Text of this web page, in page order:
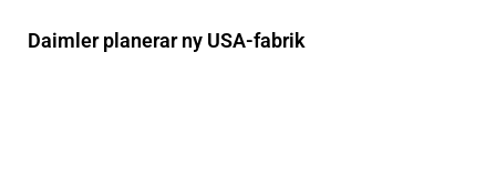
Daimler planerar ny USA-fabrik